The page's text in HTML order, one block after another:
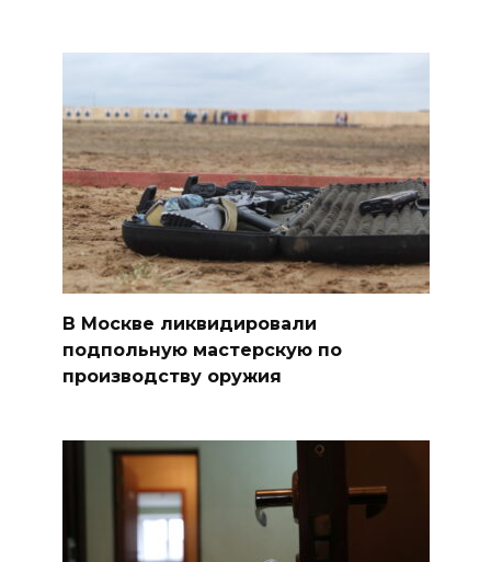
В Москве ликвидировали
подпольную мастерскую по
производству оружия